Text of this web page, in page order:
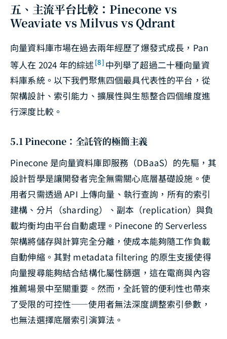
五、主流平台比較：Pinecone vs
Weaviate vs Milvus vs Qdrant
向量資料庫市場在過去兩年經歷了爆發式成長，Pan
等人在 2024 年的綜述[8] 中列舉了超過二十種向量資
料庫系統。以下我們聚焦四個最具代表性的平台，從
架構設計、索引能力、擴展性與生態整合四個維度進
行深度比較。
5.1 Pinecone：全託管的極簡主義
Pinecone 是向量資料庫即服務（DBaaS）的先驅，其
設計哲學是讓開發者完全無需關心底層基礎設施。使
用者只需透過 API 上傳向量、執行查詢，所有的索引
建構、分片（sharding）、副本（replication）與負
載均衡均由平台自動處理。Pinecone 的 Serverless
架構將儲存與計算完全分離，使成本能夠隨工作負載
自動伸縮。其對 metadata filtering 的原生支援使得
向量搜尋能夠結合結構化屬性篩選，這在電商與內容
推薦場景中至關重要。然而，全託管的便利性也帶來
了受限的可控性——使用者無法深度調整索引參數，
也無法選擇底層索引演算法。